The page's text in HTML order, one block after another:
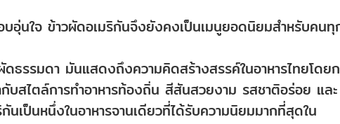
อุ่นใจ ข้าวผัดอเมริกันจึงยังคงเป็นเมนูยอดนิยมสำหรับคนทุ
ดธรรมดา มันแสดงถึงความคิดสร้างสรรค์ในอาหารไทยโดย
บสไตล์การทำอาหารท้องถิ่น สีสันสวยงาม รสชาติอร่อย และ
เป็นหนึ่งในอาหารจานเดียวที่ได้รับความนิยมมากที่สุดใน